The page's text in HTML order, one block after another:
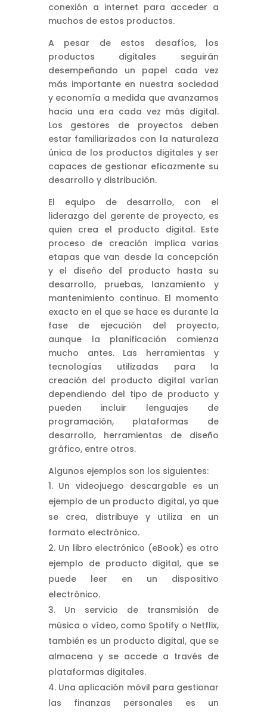
conexión a internet para acceder a
muchos de estos productos.
A pesar de estos desafíos, los
productos digitales seguirán
desempeñando un papel cada vez
más importante en nuestra sociedad
y economía a medida que avanzamos
hacia una era cada vez más digital.
Los gestores de proyectos deben
estar familiarizados con la naturaleza
única de los productos digitales y ser
capaces de gestionar eficazmente su
desarrollo y distribución.
El equipo de desarrollo, con el
liderazgo del gerente de proyecto, es
quien crea el producto digital. Este
proceso de creación implica varias
etapas que van desde la concepción
y el diseño del producto hasta su
desarrollo, pruebas, lanzamiento y
mantenimiento continuo. El momento
exacto en el que se hace es durante la
fase de ejecución del proyecto,
aunque la planificación comienza
mucho antes. Las herramientas y
tecnologías utilizadas para la
creación del producto digital varían
dependiendo del tipo de producto y
pueden incluir lenguajes de
programación, plataformas de
desarrollo, herramientas de diseño
gráfico, entre otros.
Algunos ejemplos son los siguientes:
Un videojuego descargable es un
ejemplo de un producto digital, ya que
se crea, distribuye y utiliza en un
formato electrónico.
Un libro electrónico (eBook) es otro
ejemplo de producto digital, que se
puede leer en un dispositivo
electrónico.
Un servicio de transmisión de
música o vídeo, como Spotify o Netflix,
también es un producto digital, que se
almacena y se accede a través de
plataformas digitales.
Una aplicación móvil para gestionar
las finanzas personales es un